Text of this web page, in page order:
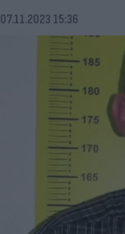
07.11.2023 15:36